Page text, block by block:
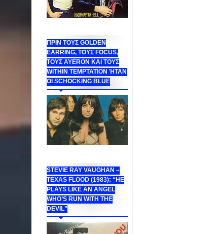
ΠΡΙΝ ΤΟΥΣ GOLDEN
EARRING, ΤΟΥΣ FOCUS,
ΤΟΥΣ ΑΥΕROΝ ΚΑΙ ΤΟΥΣ
WITHIN TEMPTATION ΉΤΑΝ
ΟΙ SCHOCKING BLUE
STEVIE RAY VAUGHAN –
TEXAS FLOOD (1983): “HE
PLAYS LIKE AN ANGEL
WHO’S RUN WITH THE
DEVIL”